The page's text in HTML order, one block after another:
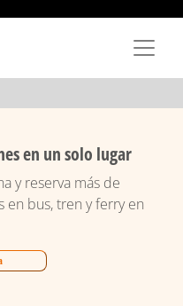
en un solo lugar
y reserva más de
en bus, tren y ferry en